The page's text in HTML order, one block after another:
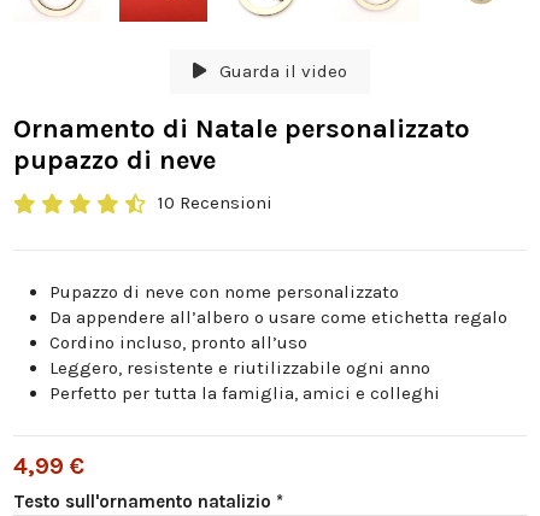
Guarda il video
Ornamento di Natale personalizzato
pupazzo di neve
10 Recensioni
Pupazzo di neve con nome personalizzato
Da appendere all’albero o usare come etichetta regalo
Cordino incluso, pronto all’uso
Leggero, resistente e riutilizzabile ogni anno
Perfetto per tutta la famiglia, amici e colleghi
4,99 €
Testo sull'ornamento natalizio *